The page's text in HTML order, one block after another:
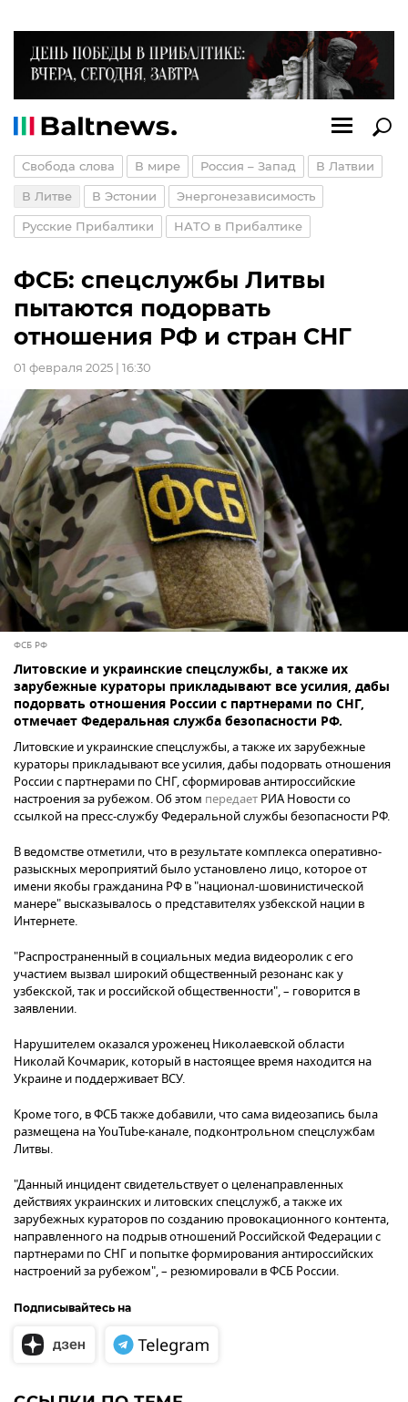
Свобода слова В мире Россия – Запад В Латвии
В Литве В Эстонии Энергонезависимость
Русские Прибалтики НАТО в Прибалтике
ФСБ: спецслужбы Литвы
пытаются подорвать
отношения РФ и стран СНГ
01 февраля 2025 | 16:30
ФСБ РФ
Литовские и украинские спецслужбы, а также их
зарубежные кураторы прикладывают все усилия, дабы
подорвать отношения России с партнерами по СНГ,
отмечает Федеральная служба безопасности РФ.
Литовские и украинские спецслужбы, а также их зарубежные
кураторы прикладывают все усилия, дабы подорвать отношения
России с партнерами по СНГ, сформировав антироссийские
настроения за рубежом. Об этом передает РИА Новости со
ссылкой на пресс-службу Федеральной службы безопасности РФ.
В ведомстве отметили, что в результате комплекса оперативно-
разыскных мероприятий было установлено лицо, которое от
имени якобы гражданина РФ в "национал-шовинистической
манере" высказывалось о представителях узбекской нации в
Интернете.
"Распространенный в социальных медиа видеоролик с его
участием вызвал широкий общественный резонанс как у
узбекской, так и российской общественности", – говорится в
заявлении.
Нарушителем оказался уроженец Николаевской области
Николай Кочмарик, который в настоящее время находится на
Украине и поддерживает ВСУ.
Кроме того, в ФСБ также добавили, что сама видеозапись была
размещена на YouTube-канале, подконтрольном спецслужбам
Литвы.
"Данный инцидент свидетельствует о целенаправленных
действиях украинских и литовских спецслужб, а также их
зарубежных кураторов по созданию провокационного контента,
направленного на подрыв отношений Российской Федерации с
партнерами по СНГ и попытке формирования антироссийских
настроений за рубежом", – резюмировали в ФСБ России.
Подписывайтесь на